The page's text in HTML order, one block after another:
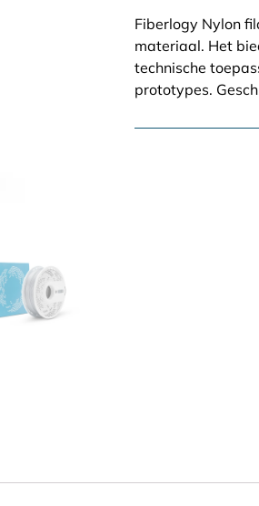
Fiberlogy Nylon
materiaal. Het
technische
prototypes.